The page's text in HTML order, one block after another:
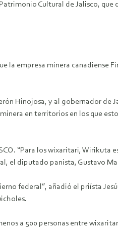
Cultural de Jalisco, que
la empresa minera canadiense
Hinojosa, y al gobernador de
en territorios en los que
“Para los wixaritari, Wirikuta
el diputado panista, Gustavo
federal”, añadió el priísta
a 500 personas entre